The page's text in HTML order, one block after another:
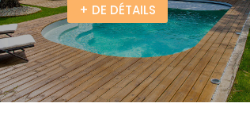
+ DE DÉTAILS